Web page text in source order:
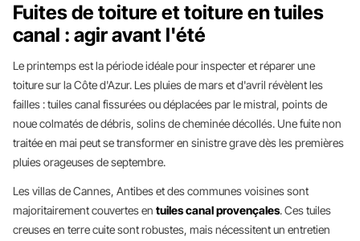
Fuites de toiture et toiture en tuiles
canal : agir avant l'été
Le printemps est la période idéale pour inspecter et réparer une
toiture sur la Côte d'Azur. Les pluies de mars et d'avril révèlent les
failles : tuiles canal fissurées ou déplacées par le mistral, points de
noue colmatés de débris, solins de cheminée décollés. Une fuite non
traitée en mai peut se transformer en sinistre grave dès les premières
pluies orageuses de septembre.
Les villas de Cannes, Antibes et des communes voisines sont
majoritairement couvertes en tuiles canal provençales. Ces tuiles
creuses en terre cuite sont robustes, mais nécessitent un entretien